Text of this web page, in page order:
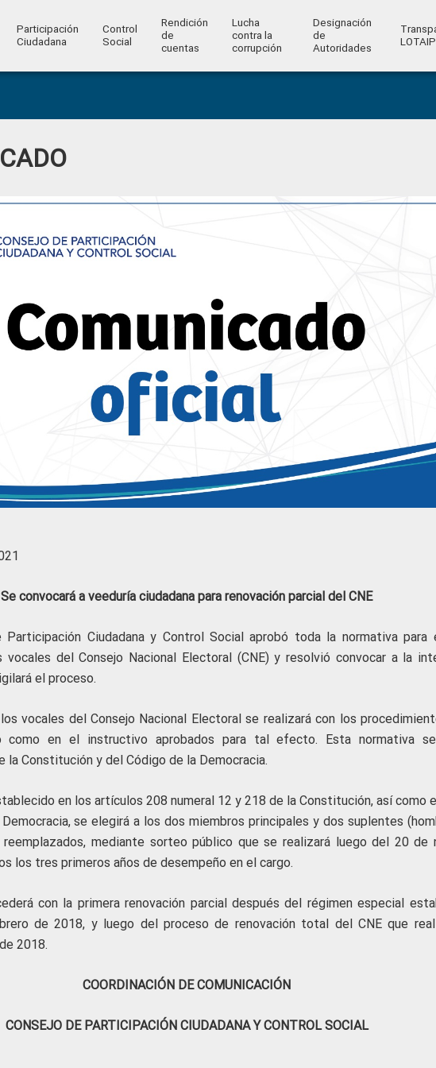
Participación
Ciudadana
Control
Social
Rendición
de
cuentas
Lucha
contra la
corrupción
Designación
de
Autoridades
LOTAIP
Se convocará a veeduría ciudadanapara renovación parcial del CNE
Ciudadana y Control Social aprobó toda la normativa para
vocales del Consejo Nacional Electoral (CNE) y resolvió convocar a la
el proceso.
vocales del Consejo Nacional Electoral se realizará con los
como en el instructivo aprobados para tal efecto. Esta normativa
Constitución y del Código de la Democracia.
en los artículos 208 numeral 12 y 218 de la Constitución, así como
se elegirá a los dos miembros principales y dos suplentes
reemplazados, mediante sorteo público que se realizará luego del 20 de
los tres primeros años de desempeño en el cargo.
con la primera renovación parcial después del régimen especial
de 2018, y luego del proceso de renovación total del CNE que
2018.
COORDINACIÓN DE COMUNICACIÓN
CONSEJO DE PARTICIPACIÓN CIUDADANA Y CONTROL SOCIAL